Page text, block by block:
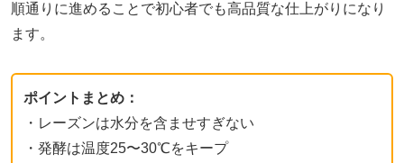
順通りに進めることで初心者でも高品質な仕上がりになり
ます。
ポイントまとめ：
・レーズンは水分を含ませすぎない
・発酵は温度25〜30℃をキープ